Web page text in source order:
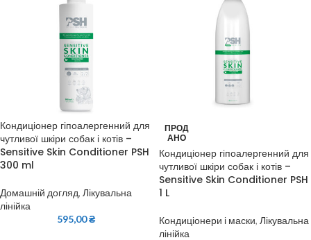
Кондиціонер гіпоалергенний для
чутливої шкіри собак і котів –
Sensitive Skin Conditioner PSH
300 ml
Домашній догляд, Лікувальна
лінійка
595,00₴
ПРОД
АНО
Кондиціонер гіпоалергенний для
чутливої шкіри собак і котів –
Sensitive Skin Conditioner PSH
1 L
Кондиціонери і маски, Лікувальна
лінійка